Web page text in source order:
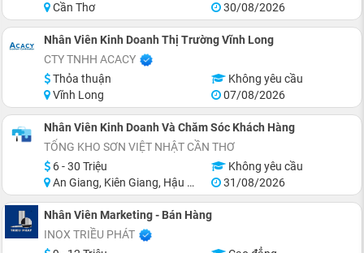
Cần Thơ 30/08/2026
Nhân Viên Kinh Doanh Thị Trường Vĩnh Long
CTY TNHH ACACY
Thỏa thuận
Không yêu cầu
Vĩnh Long
07/08/2026
Nhân Viên Kinh Doanh Và Chăm Sóc Khách Hàng
TỔNG KHO SƠN VIỆT NHẬT CẦN THƠ
6 - 30 Triệu
Không yêu cầu
An Giang, Kiên Giang, Hậu Giang, Sóc Trăng, Bạc Liêu, Cà Mau
31/08/2026
Nhân Viên Marketing - Bán Hàng
INOX TRIỀU PHÁT